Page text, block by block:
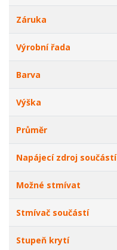
Záruka
Výrobní řada
Barva
Výška
Průměr
Napájecí zdroj součástí
Možné stmívat
Stmívač součástí
Stupeň krytí